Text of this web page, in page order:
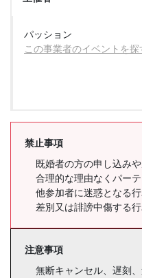
パッション
この事業者のイベントを探
禁止事項
既婚者の方の申し込み
合理的な理由なくパー
他参加者に迷惑となる
差別又は誹謗中傷する
注意事項
無断キャンセル、遅刻